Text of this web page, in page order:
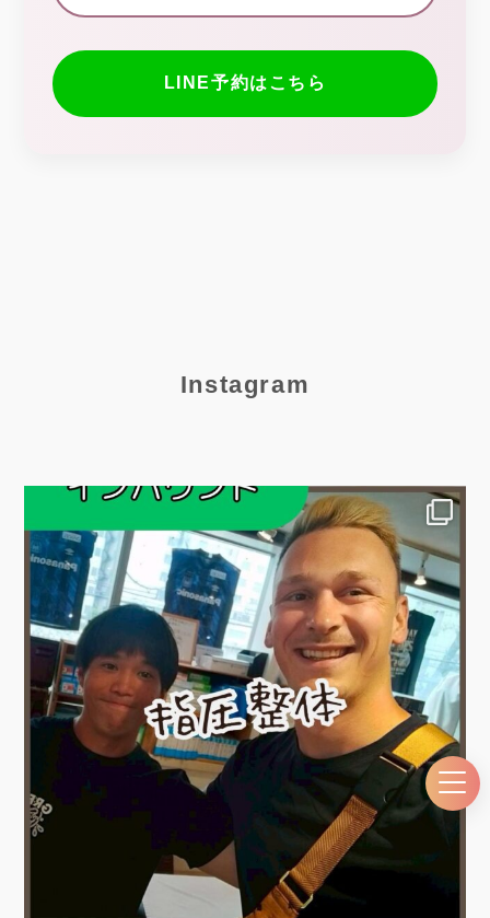
LINE予約はこちら
Instagram